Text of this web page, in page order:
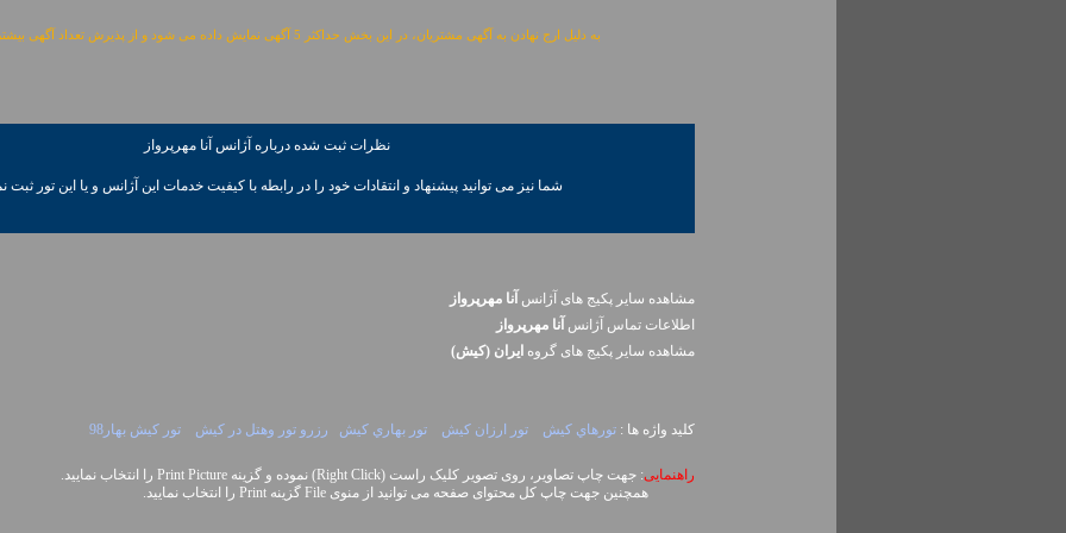
به دلیل ارج نهادن به آگهی مشتریان، در این بخش حداکثر 5 آگهی نمایش داده می شود و از پذیرش تعداد آگهی بیشتر معذوریم.
نظرات ثبت شده درباره آژانس آنا مهرپرواز
شما نيز می توانيد پیشنهاد و انتقادات خود را در رابطه با کیفیت خدمات این آژانس و یا این تور ثبت
مشاهده سایر پکیج های آژانس آنا مهرپرواز
اطلاعات تماس آژانس آنا مهرپرواز
مشاهده سایر پکيج های گروه ايران (کيش)
کلید واژه ها : تورهاي کيش تور ارزان کيش تور بهاري کيش رزرو تور وهتل در کيش تور کيش بهار98
راهنمایی: جهت چاپ تصاویر، روی تصویر کلیک راست (Right Click) نموده و گزینه Print Picture را انتخاب نمایید.
همچنین جهت چاپ کل محتوای صفحه می توانید از منوی File گزینه Print را انتخاب نمایید.